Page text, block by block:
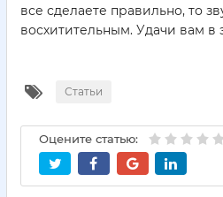
все сделаете правильно, то
восхитительным. Удачи вам в
Статьи
Оцените статью: